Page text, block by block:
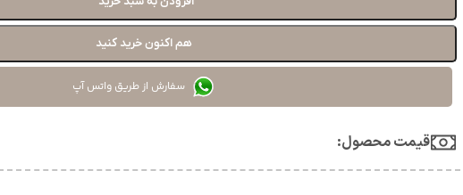
هم اکنون خرید کنید
سفارش از طریق واتس آپ
قیمت محصول:​